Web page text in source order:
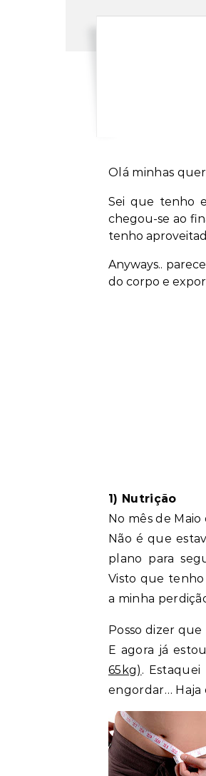
Olá minhas
Sei que tenho
chegou-se ao
tenho
Anyways..
do corpo e
1) Nutrição
No mês de Maio
Não é que
plano para
Visto que
a minha
Posso dizer que
E agora já
65kg) .
engordar… Haja